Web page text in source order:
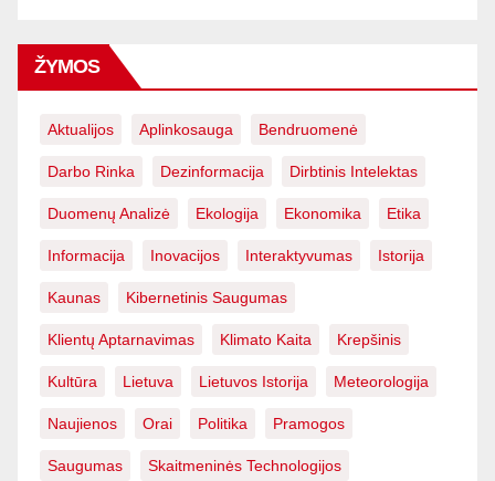
ŽYMOS
Aktualijos Aplinkosauga Bendruomenė
Darbo Rinka Dezinformacija Dirbtinis Intelektas
Duomenų Analizė Ekologija Ekonomika Etika
Informacija Inovacijos Interaktyvumas Istorija
Kaunas Kibernetinis Saugumas
Klientų Aptarnavimas Klimato Kaita Krepšinis
Kultūra Lietuva Lietuvos Istorija Meteorologija
Naujienos Orai Politika Pramogos
Saugumas Skaitmeninės Technologijos